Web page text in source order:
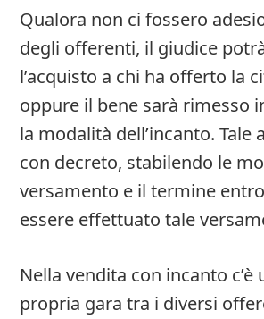
Qualora non ci fossero
degli offerenti, il giudice
l’acquisto a chi ha offerto la
oppure il bene sarà rimesso
la modalità dell’incanto. Tale
con decreto, stabilendo le
versamento e il termine
essere effettuato tale
Nella vendita con incanto c’è
propria gara tra i diversi